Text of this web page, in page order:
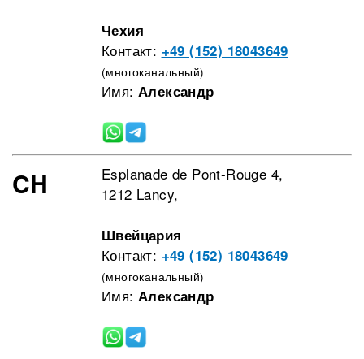
Чехия
Контакт: +49 (152) 18043649
(многоканальный)
Имя: Александр
CH
Esplanade de Pont-Rouge 4,
1212 Lancy,
Швейцария
Контакт: +49 (152) 18043649
(многоканальный)
Имя: Александр